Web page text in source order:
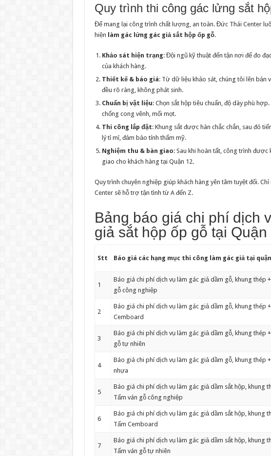
Quy trình thi công gác lửng sắt
Để mang lại công trình chất lượng, an toàn. Đức Thái Center
hiện làm gác lửng gác giả sắt hộp ốp gỗ.
Khảo sát hiện trạng: Đội ngũ kỹ thuật đến tận nơi để đo
của khách hàng.
Thiết kế & báo giá: Từ dữ liệu khảo sát, chúng tôi lên bản
đều rõ ràng, không phát sinh.
Chuẩn bị vật liệu: Chọn sắt hộp tiêu chuẩn, độ dày phù
chống cong vênh, mối mọt.
Thi công lắp đặt: Khung sắt được hàn chắc chắn, sau đó
lý tỉ mỉ, đảm bảo tính thẩm mỹ.
Nghiệm thu & bàn giao: Sau khi hoàn tất, công trình
giao cho khách hàng tại Quận 12.
Quy trình chuyên nghiệp giúp khách hàng yên tâm tuyệt đối. Chỉ
Center sẽ hỗ trợ tận tình từ A đến Z.
Bảng báo giá chi phí dịch
giả sắt hộp ốp gỗ tại Quận
Stt Báo giá các hạng mục thi công làm gác giả tại
1
Báo giá chi phí dịch vụ làm gác giả dầm gỗ, khung thép
gỗ công nghiệp
2
Báo giá chi phí dịch vụ làm gác giả dầm gỗ, khung thép
Cemboard
3
Báo giá chi phí dịch vụ làm gác giả dầm gỗ, khung thép
gỗ tự nhiên
4
Báo giá chi phí dịch vụ làm gác giả dầm gỗ, khung thép
nhựa
5
Báo giá chi phí dịch vụ làm gác giả dầm sắt hộp, khung
Tấm ván gỗ công nghiệp
6
Báo giá chi phí dịch vụ làm gác giả dầm sắt hộp, khung
Tấm Cemboard
7
Báo giá chi phí dịch vụ làm gác giả dầm sắt hộp, khung
Tấm ván gỗ tự nhiên